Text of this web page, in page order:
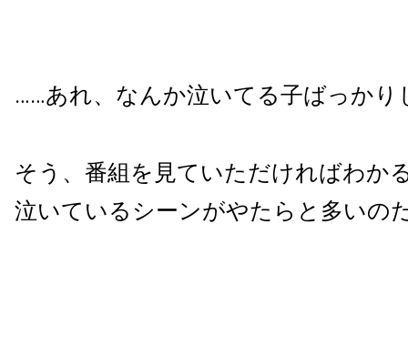
……あれ、なんか泣いてる子ばっかり
そう、番組を見ていただければわか
泣いているシーンがやたらと多いの